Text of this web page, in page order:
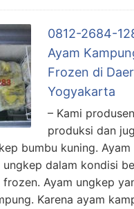
0812-2684-
Ayam
Frozen di
Yogyakarta
– Kami
produksi dan
bumbu kuning.
dalam kondisi
frozen. Ayam ungkep
Karena ayam